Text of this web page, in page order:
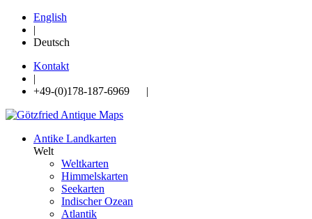
English
|
Deutsch
Kontakt
|
+49-(0)178-187-6969 |
Antike Landkarten
Welt
Weltkarten
Himmelskarten
Seekarten
Indischer Ozean
Atlantik